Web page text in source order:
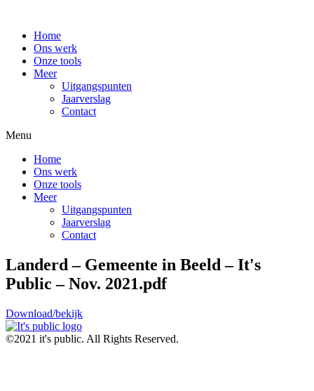
Home
Ons werk
Onze tools
Meer
Uitgangspunten
Jaarverslag
Contact
Menu
Home
Ons werk
Onze tools
Meer
Uitgangspunten
Jaarverslag
Contact
Landerd – Gemeente in Beeld – It's
Public – Nov. 2021.pdf
Download/bekijk
©2021 it's public. All Rights Reserved.